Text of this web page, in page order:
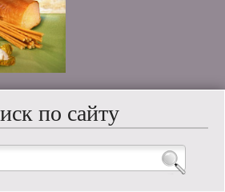
по сайту